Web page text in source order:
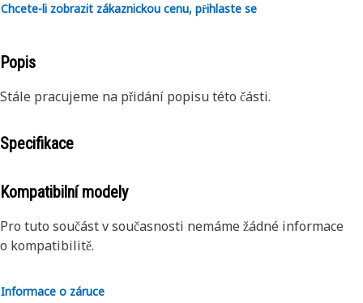
Chcete-li zobrazit zákaznickou cenu, přihlaste se
Popis
Stále pracujeme na přidání popisu této části.
Specifikace
Kompatibilní modely
Pro tuto součást v současnosti nemáme žádné informace
o kompatibilitě.
Informace o záruce